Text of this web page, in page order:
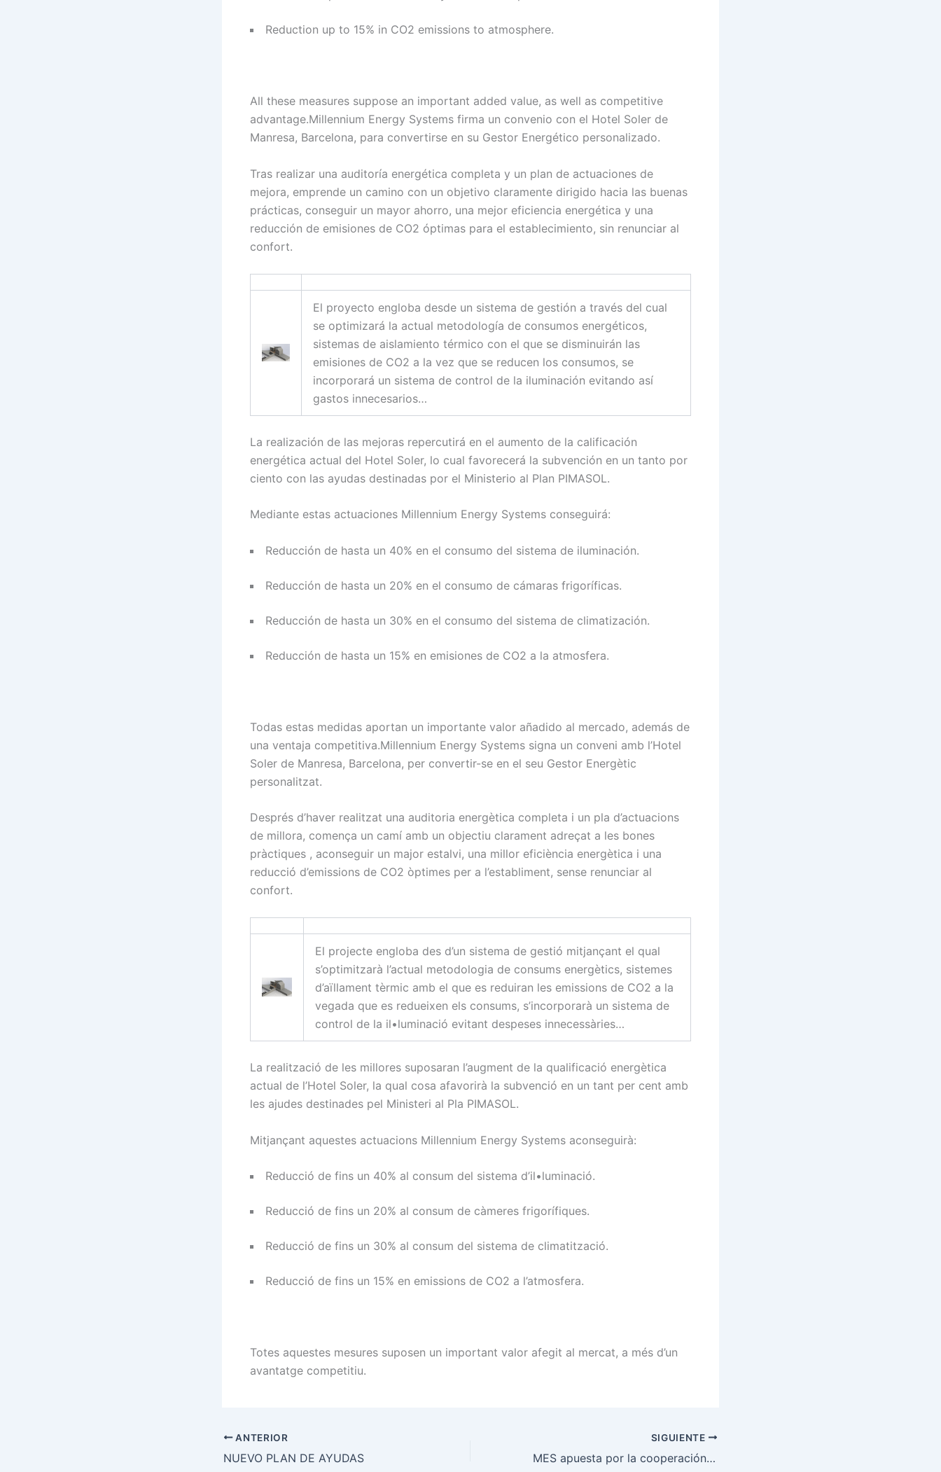
Reduction up to 15% in CO2 emissions to atmosphere.
All these measures suppose an important added value, as well as competitive
advantage.Millennium Energy Systems firma un convenio con el Hotel Soler de
Manresa, Barcelona, para convertirse en su Gestor Energético personalizado.
Tras realizar una auditoría energética completa y un plan de actuaciones de
mejora, emprende un camino con un objetivo claramente dirigido hacia las buenas
prácticas, conseguir un mayor ahorro, una mejor eficiencia energética y una
reducción de emisiones de CO2 óptimas para el establecimiento, sin renunciar al
confort.
El proyecto engloba desde un sistema de gestión a través del cual
se optimizará la actual metodología de consumos energéticos,
sistemas de aislamiento térmico con el que se disminuirán las
emisiones de CO2 a la vez que se reducen los consumos, se
incorporará un sistema de control de la iluminación evitando así
gastos innecesarios…
La realización de las mejoras repercutirá en el aumento de la calificación
energética actual del Hotel Soler, lo cual favorecerá la subvención en un tanto por
ciento con las ayudas destinadas por el Ministerio al Plan PIMASOL.
Mediante estas actuaciones Millennium Energy Systems conseguirá:
Reducción de hasta un 40% en el consumo del sistema de iluminación.
Reducción de hasta un 20% en el consumo de cámaras frigoríficas.
Reducción de hasta un 30% en el consumo del sistema de climatización.
Reducción de hasta un 15% en emisiones de CO2 a la atmosfera.
Todas estas medidas aportan un importante valor añadido al mercado, además de
una ventaja competitiva.Millennium Energy Systems signa un conveni amb l’Hotel
Soler de Manresa, Barcelona, per convertir-se en el seu Gestor Energètic
personalitzat.
Després d’haver realitzat una auditoria energètica completa i un pla d’actuacions
de millora, comença un camí amb un objectiu clarament adreçat a les bones
pràctiques , aconseguir un major estalvi, una millor eficiència energètica i una
reducció d’emissions de CO2 òptimes per a l’establiment, sense renunciar al
confort.
El projecte engloba des d’un sistema de gestió mitjançant el qual
s’optimitzarà l’actual metodologia de consums energètics, sistemes
d’aïllament tèrmic amb el que es reduiran les emissions de CO2 a la
vegada que es redueixen els consums, s’incorporarà un sistema de
control de la il•luminació evitant despeses innecessàries…
La realització de les millores suposaran l’augment de la qualificació energètica
actual de l’Hotel Soler, la qual cosa afavorirà la subvenció en un tant per cent amb
les ajudes destinades pel Ministeri al Pla PIMASOL.
Mitjançant aquestes actuacions Millennium Energy Systems aconseguirà:
Reducció de fins un 40% al consum del sistema d’il•luminació.
Reducció de fins un 20% al consum de càmeres frigorífiques.
Reducció de fins un 30% al consum del sistema de climatització.
Reducció de fins un 15% en emissions de CO2 a l’atmosfera.
Totes aquestes mesures suposen un important valor afegit al mercat, a més d’un
avantatge competitiu.
ANTERIOR
NUEVO PLAN DE AYUDAS
SIGUIENTE
MES apuesta por la cooperación Europea